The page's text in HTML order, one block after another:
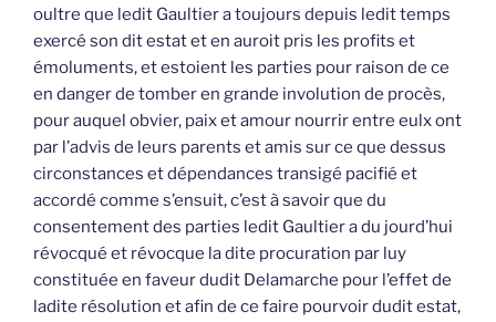
oultre que ledit Gaultier a toujours depuis ledit temps
exercé son dit estat et en auroit pris les profits et
émoluments, et estoient les parties pour raison de ce
en danger de tomber en grande involution de procès,
pour auquel obvier, paix et amour nourrir entre eulx ont
par l’advis de leurs parents et amis sur ce que dessus
circonstances et dépendances transigé pacifié et
accordé comme s’ensuit, c’est à savoir que du
consentement des parties ledit Gaultier a du jourd’hui
révocqué et révocque la dite procuration par luy
constituée en faveur dudit Delamarche pour l’effet de
ladite résolution et afin de ce faire pourvoir dudit estat,